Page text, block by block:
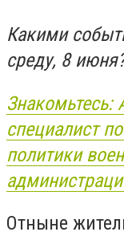
Какими
среду, 8
Знакомьтесь:
специалист
политики
Отныне